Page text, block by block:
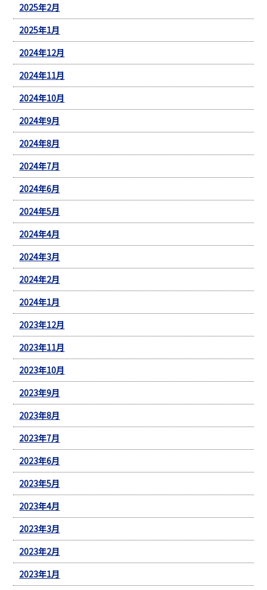
2025年2月
2025年1月
2024年12月
2024年11月
2024年10月
2024年9月
2024年8月
2024年7月
2024年6月
2024年5月
2024年4月
2024年3月
2024年2月
2024年1月
2023年12月
2023年11月
2023年10月
2023年9月
2023年8月
2023年7月
2023年6月
2023年5月
2023年4月
2023年3月
2023年2月
2023年1月